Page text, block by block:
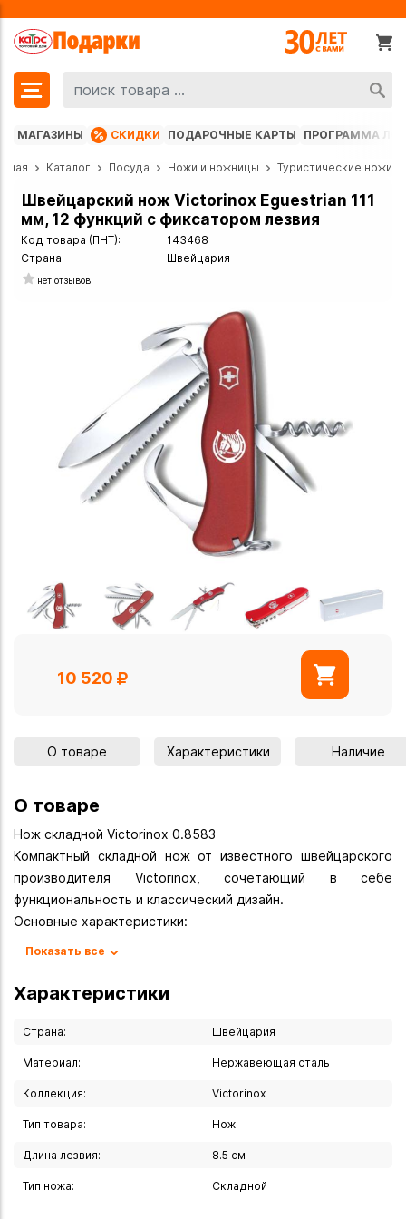
МАГАЗИНЫ СКИДКИ ПОДАРОЧНЫЕ КАРТЫ ПРОГРАММА
Каталог Посуда Ножи и ножницы Туристические ножи
Швейцарский нож Victorinox Eguestrian 111
мм, 12 функций с фиксатором лезвия
Код товара (ПНТ):
143468
Страна:
Швейцария
нет отзывов
10 520
О товаре Характеристики Наличие
О товаре
Нож складной Victorinox 0.8583
Компактный складной нож от известного швейцарского
производителя Victorinox, сочетающий в себе
функциональность и классический дизайн.
Основные характеристики:
- Толщина клинка: 2.5 мм
- Вес: 135 г
- Тип замка: Liner-lock
56-58 HRC
Рукоять: текстурированный пластик с противоскользящим
покрытием
Клипса: двусторонняя, регулируемая
Плавный механизм открывания благодаря подшипникам
Показать все
Характеристики
Страна: Швейцария
Материал: Нержавеющая сталь
Коллекция: Victorinox
Тип товара: Нож
Длина лезвия: 8.5 см
Тип ножа: Складной